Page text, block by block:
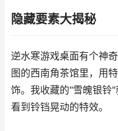
隐藏要素大揭秘
逆水寒游戏桌面有个神
图的西南角茶馆里，用
饰。我收藏的"雪魄银铃
看到铃铛晃动的特效。